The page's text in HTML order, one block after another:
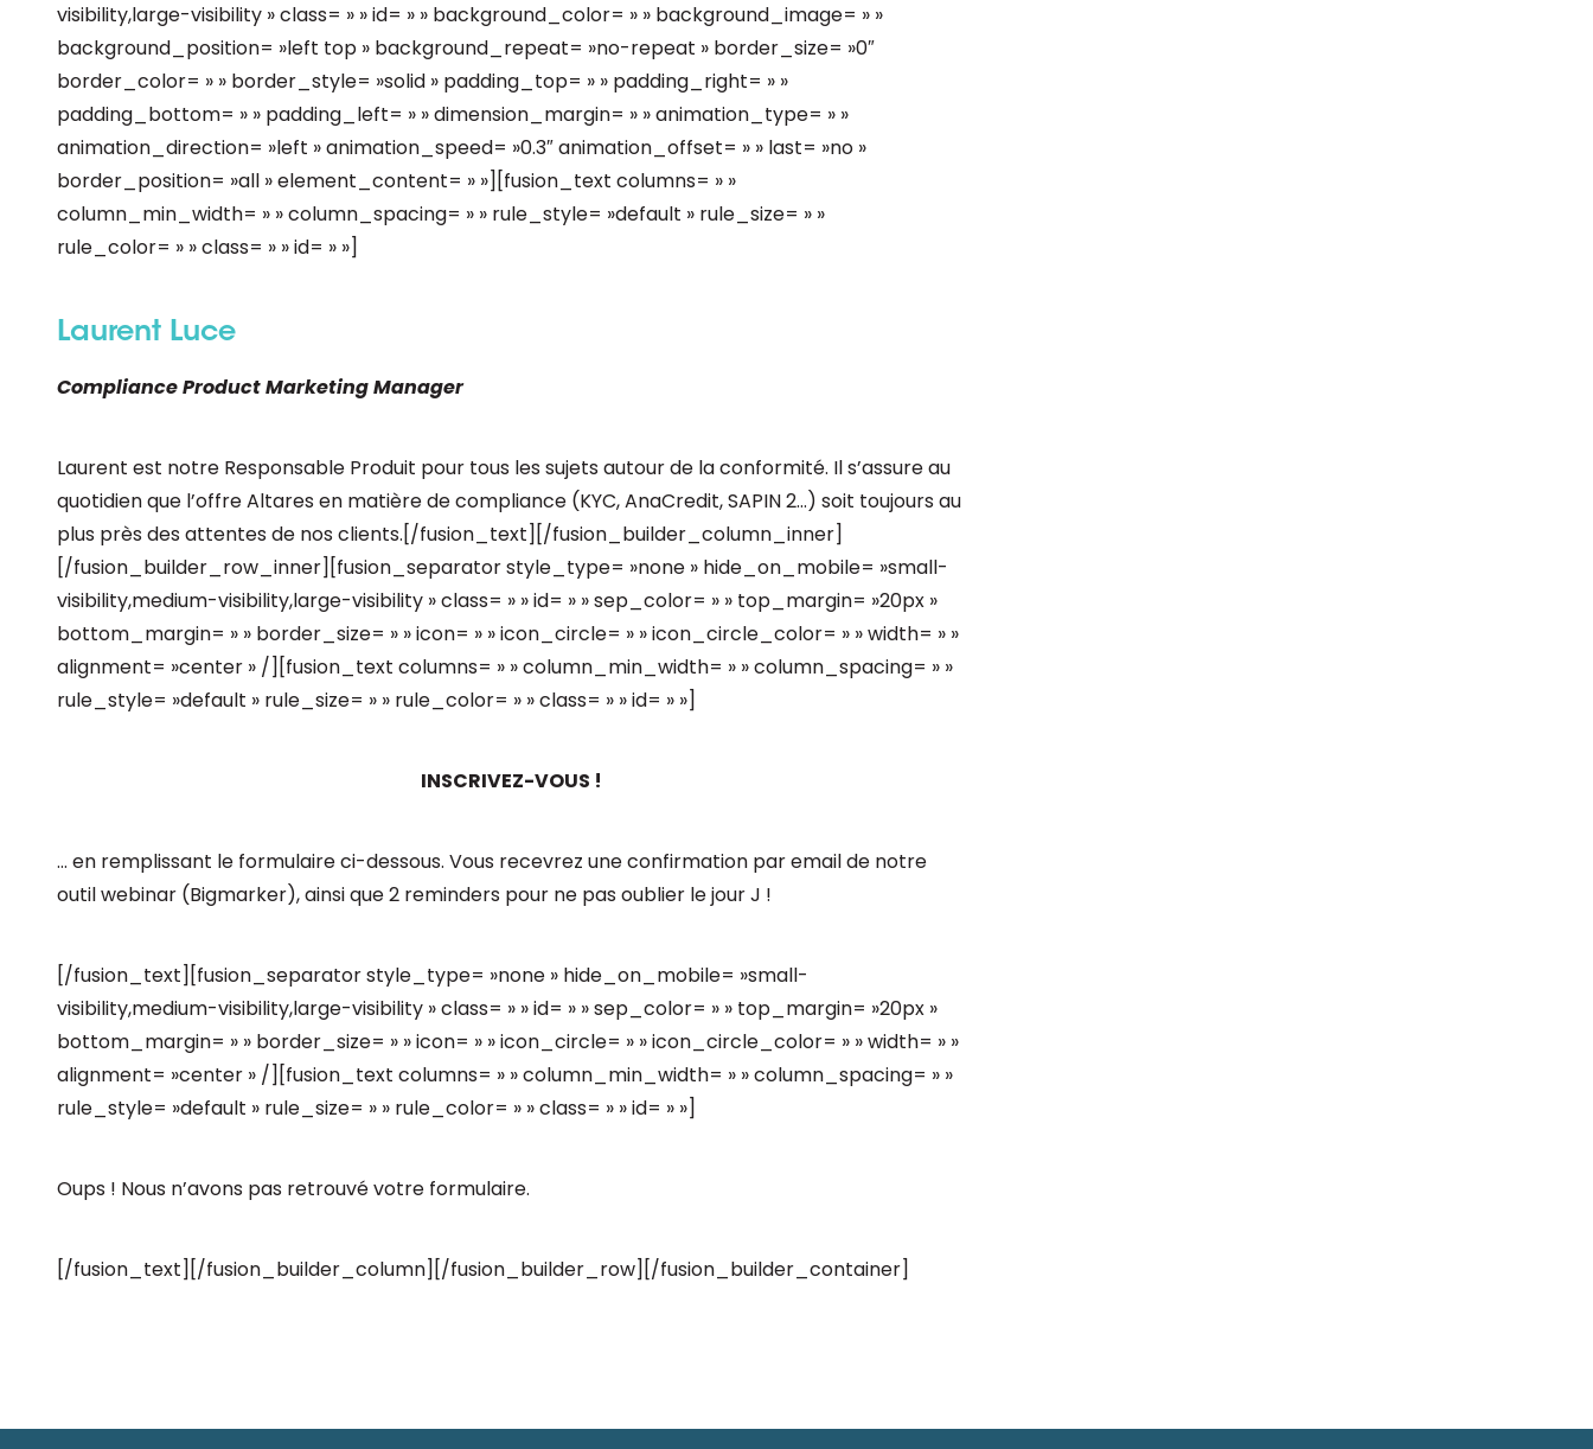
visibility,large-visibility » class= » » id= » » background_color= » » background_image= » »
background_position= »left top » background_repeat= »no-repeat » border_size= »0″
border_color= » » border_style= »solid » padding_top= » » padding_right= » »
padding_bottom= » » padding_left= » » dimension_margin= » » animation_type= » »
animation_direction= »left » animation_speed= »0.3″ animation_offset= » » last= »no »
border_position= »all » element_content= » »][fusion_text columns= » »
column_min_width= » » column_spacing= » » rule_style= »default » rule_size= » »
rule_color= » » class= » » id= » »]
Laurent Luce
Compliance Product Marketing Manager
Laurent est notre Responsable Produit pour tous les sujets autour de la conformité. Il s’assure au
quotidien que l’offre Altares en matière de compliance (KYC, AnaCredit, SAPIN 2…) soit toujours au
plus près des attentes de nos clients.[/fusion_text][/fusion_builder_column_inner]
[/fusion_builder_row_inner][fusion_separator style_type= »none » hide_on_mobile= »small-
visibility,medium-visibility,large-visibility » class= » » id= » » sep_color= » » top_margin= »20px »
bottom_margin= » » border_size= » » icon= » » icon_circle= » » icon_circle_color= » » width= » »
alignment= »center » /][fusion_text columns= » » column_min_width= » » column_spacing= » »
rule_style= »default » rule_size= » » rule_color= » » class= » » id= » »]
INSCRIVEZ-VOUS !
… en remplissant le formulaire ci-dessous. Vous recevrez une confirmation par email de notre
outil webinar (Bigmarker), ainsi que 2 reminders pour ne pas oublier le jour J !
[/fusion_text][fusion_separator style_type= »none » hide_on_mobile= »small-
visibility,medium-visibility,large-visibility » class= » » id= » » sep_color= » » top_margin= »20px »
bottom_margin= » » border_size= » » icon= » » icon_circle= » » icon_circle_color= » » width= » »
alignment= »center » /][fusion_text columns= » » column_min_width= » » column_spacing= » »
rule_style= »default » rule_size= » » rule_color= » » class= » » id= » »]
Oups ! Nous n’avons pas retrouvé votre formulaire.
[/fusion_text][/fusion_builder_column][/fusion_builder_row][/fusion_builder_container]